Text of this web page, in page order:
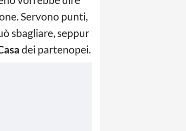
Servono punti,
sbagliare, seppur
dei partenopei.